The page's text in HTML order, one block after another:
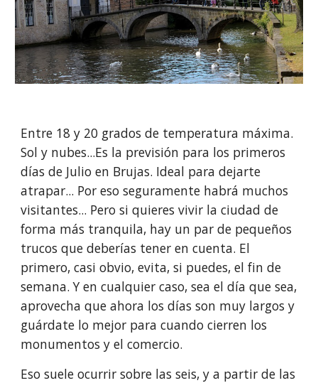
Entre 18 y 20 grados de temperatura máxima.
Sol y nubes...Es la previsión para los primeros
días de Julio en Brujas. Ideal para dejarte
atrapar... Por eso seguramente habrá muchos
visitantes... Pero si quieres vivir la ciudad de
forma más tranquila, hay un par de pequeños
trucos que deberías tener en cuenta. El
primero, casi obvio, evita, si puedes, el fin de
semana. Y en cualquier caso, sea el día que sea,
aprovecha que ahora los días son muy largos y
guárdate lo mejor para cuando cierren los
monumentos y el comercio.
Eso suele ocurrir sobre las seis, y a partir de las